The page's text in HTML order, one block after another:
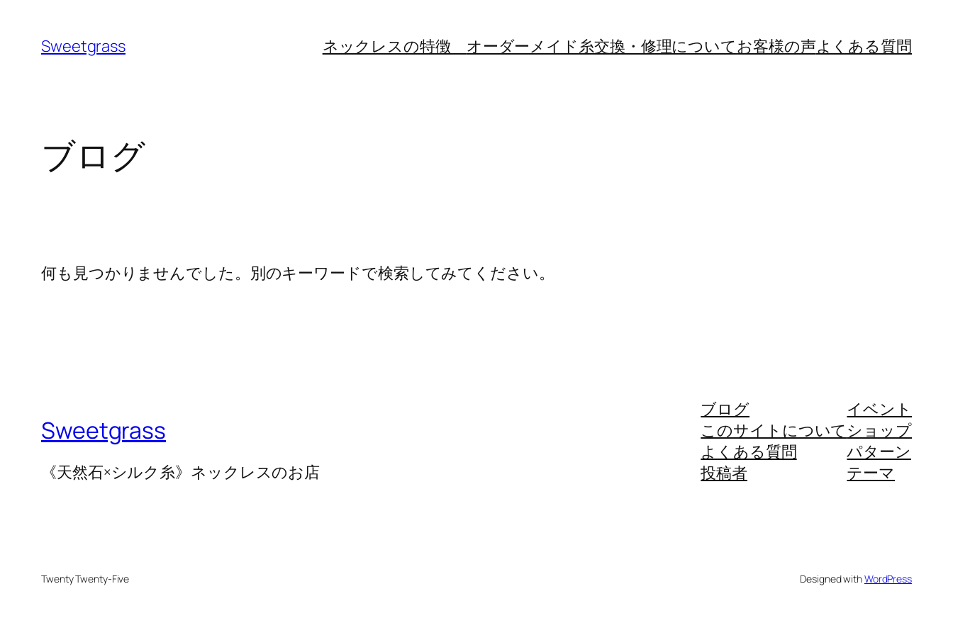
Sweetgrass ネックレスの特徴 オーダーメイド糸交換・修理についてお客様の声よくある質問
ブログ
何も見つかりませんでした。別のキーワードで検索してみてください。
Sweetgrass
《天然石×シルク糸》ネックレスのお店
ブログ
このサイトについて
よくある質問
投稿者
イベント
ショップ
パターン
テーマ
Twenty Twenty-Five Designed withWordPress